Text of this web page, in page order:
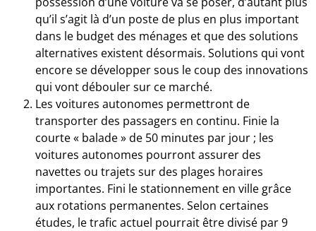
qu’il s’agit là d’un poste de plus en plus important
dans le budget des ménages et que des solutions
alternatives existent désormais. Solutions qui vont
encore se développer sous le coup des innovations
qui vont débouler sur ce marché.
Les voitures autonomes permettront de
transporter des passagers en continu. Finie la
courte « balade » de 50 minutes par jour ; les
voitures autonomes pourront assurer des
navettes ou trajets sur des plages horaires
importantes. Fini le stationnement en ville grâce
aux rotations permanentes. Selon certaines
études, le trafic actuel pourrait être divisé par 9